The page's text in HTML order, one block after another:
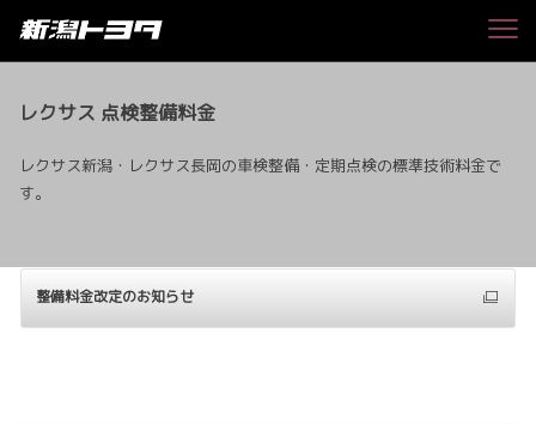
レクサス 点検整備料金
レクサス新潟・レクサス長岡の車検整備・定期点検の標準技術料金で
す。
整備料金改定のお知らせ